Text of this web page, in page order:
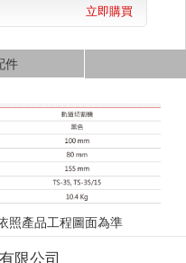
立即購買
件
照產品工程圖面為準
限公司